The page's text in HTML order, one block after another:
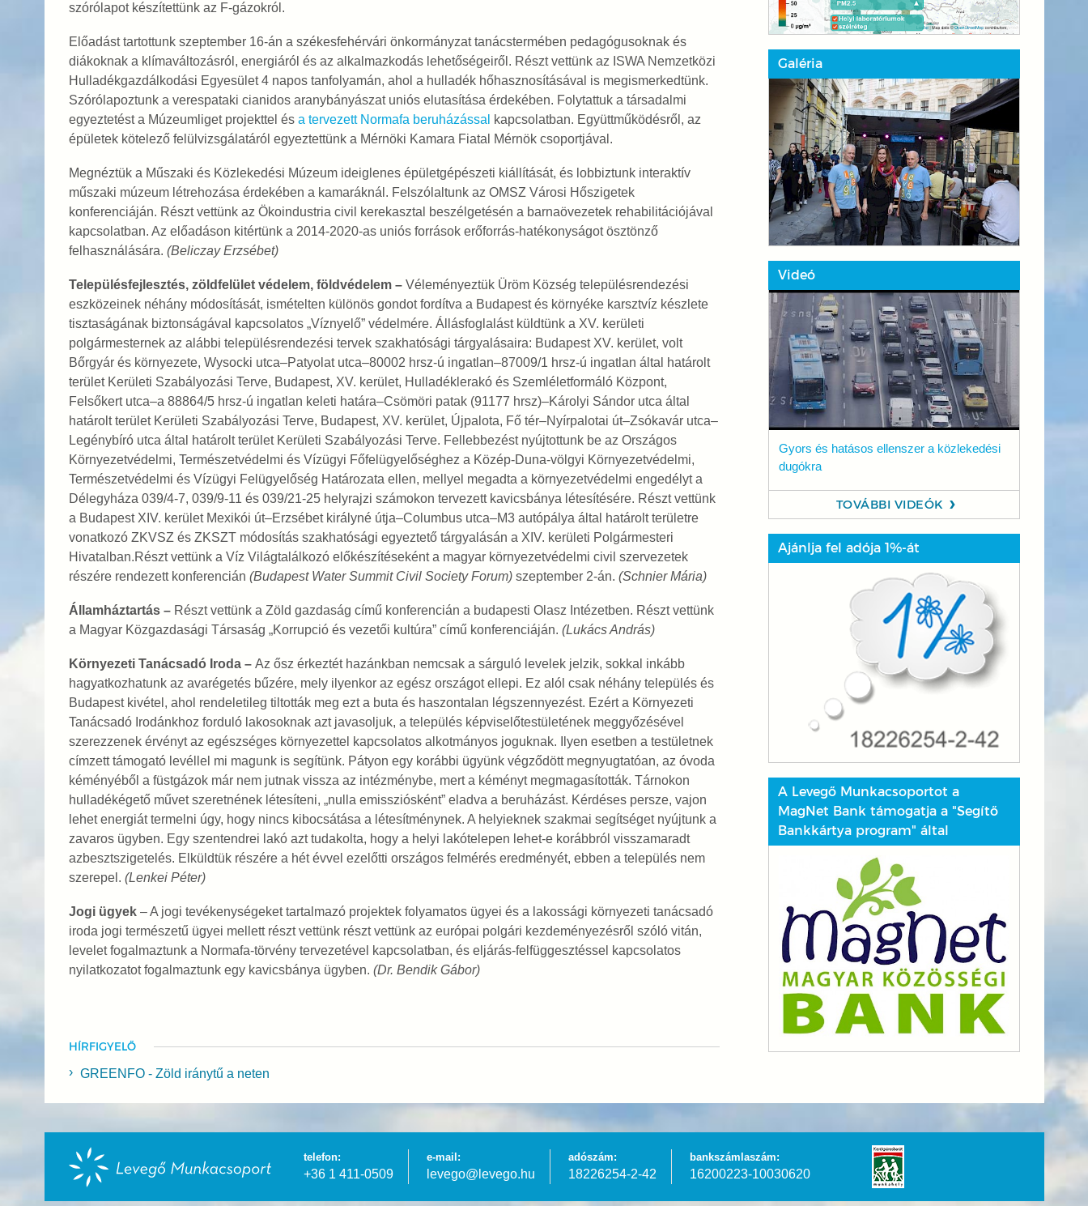
szórólapot készítettünk az F-gázokról.
Előadást tartottunk szeptember 16-án a székesfehérvári önkormányzat tanácstermében pedagógusoknak és
diákoknak a klímaváltozásról, energiáról és az alkalmazkodás lehetőségeiről. Részt vettünk az ISWA Nemzetközi
Hulladékgazdálkodási Egyesület 4 napos tanfolyamán, ahol a hulladék hőhasznosításával is megismerkedtünk.
Szórólapoztunk a verespataki cianidos aranybányászat uniós elutasítása érdekében. Folytattuk a társadalmi
egyeztetést a Múzeumliget projekttel és a tervezett Normafa beruházással
kapcsolatban. Együttműködésről, az
épületek kötelező felülvizsgálatáról egyeztettünk a Mérnöki Kamara Fiatal Mérnök csoportjával.
Megnéztük a Műszaki és Közlekedési Múzeum ideiglenes épületgépészeti kiállítását, és lobbiztunk interaktív
műszaki múzeum létrehozása érdekében a kamaráknál. Felszólaltunk az OMSZ Városi Hőszigetek
konferenciáján. Részt vettünk az Ökoindustria civil kerekasztal beszélgetésén a barnaövezetek rehabilitációjával
kapcsolatban. Az előadáson kitértünk a 2014-2020-as uniós források erőforrás-hatékonyságot ösztönző
felhasználására. (Beliczay Erzsébet)
Településfejlesztés, zöldfelület védelem, földvédelem – Véleményeztük Üröm Község településrendezési
eszközeinek néhány módosítását, ismételten különös gondot fordítva a Budapest és környéke karsztvíz készlete
tisztaságának biztonságával kapcsolatos „Víznyelő” védelmére. Állásfoglalást küldtünk a XV. kerületi
polgármesternek az alábbi településrendezési tervek szakhatósági tárgyalásaira: Budapest XV. kerület, volt
Bőrgyár és környezete, Wysocki utca–Patyolat utca–80002 hrsz-ú ingatlan–87009/1 hrsz-ú ingatlan által határolt
terület Kerületi Szabályozási Terve, Budapest, XV. kerület, Hulladéklerakó és Szemléletformáló Központ,
Felsőkert utca–a 88864/5 hrsz-ú ingatlan keleti határa–Csömöri patak (91177 hrsz)–Károlyi Sándor utca által
határolt terület Kerületi Szabályozási Terve, Budapest, XV. kerület, Újpalota, Fő tér–Nyírpalotai út–Zsókavár utca–
Legénybíró utca által határolt terület Kerületi Szabályozási Terve. Fellebbezést nyújtottunk be az Országos
Környezetvédelmi, Természetvédelmi és Vízügyi Főfelügyelőséghez a Közép-Duna-völgyi Környezetvédelmi,
Természetvédelmi és Vízügyi Felügyelőség Határozata ellen, mellyel megadta a környezetvédelmi engedélyt a
Délegyháza 039/4-7, 039/9-11 és 039/21-25 helyrajzi számokon tervezett kavicsbánya létesítésére. Részt vettünk
a Budapest XIV. kerület Mexikói út–Erzsébet királyné útja–Columbus utca–M3 autópálya által határolt területre
vonatkozó ZKVSZ és ZKSZT módosítás szakhatósági egyeztető tárgyalásán a XIV. kerületi Polgármesteri
Hivatalban.Részt vettünk a Víz Világtalálkozó előkészítéseként a magyar környezetvédelmi civil szervezetek
részére rendezett konferencián (Budapest Water Summit Civil Society Forum)szeptember 2-án. (Schnier Mária)
Államháztartás – Részt vettünk a Zöld gazdaság című konferencián a budapesti Olasz Intézetben. Részt vettünk
a Magyar Közgazdasági Társaság „Korrupció és vezetői kultúra” című konferenciáján. (Lukács András)
Környezeti Tanácsadó Iroda – Az ősz érkeztét hazánkban nemcsak a sárguló levelek jelzik, sokkal inkább
hagyatkozhatunk az avarégetés bűzére, mely ilyenkor az egész országot ellepi. Ez alól csak néhány település és
Budapest kivétel, ahol rendeletileg tiltották meg ezt a buta és haszontalan légszennyezést. Ezért a Környezeti
Tanácsadó Irodánkhoz forduló lakosoknak azt javasoljuk, a település képviselőtestületének meggyőzésével
szerezzenek érvényt az egészséges környezettel kapcsolatos alkotmányos joguknak. Ilyen esetben a testületnek
címzett támogató levéllel mi magunk is segítünk. Pátyon egy korábbi ügyünk végződött megnyugtatóan, az óvoda
kéményéből a füstgázok már nem jutnak vissza az intézménybe, mert a kéményt megmagasították. Tárnokon
hulladékégető művet szeretnének létesíteni, „nulla emissziósként” eladva a beruházást. Kérdéses persze, vajon
lehet energiát termelni úgy, hogy nincs kibocsátása a létesítménynek. A helyieknek szakmai segítséget nyújtunk a
zavaros ügyben. Egy szentendrei lakó azt tudakolta, hogy a helyi lakótelepen lehet-e korábbról visszamaradt
azbesztszigetelés. Elküldtük részére a hét évvel ezelőtti országos felmérés eredményét, ebben a település nem
szerepel. (Lenkei Péter)
Jogi ügyek– A jogi tevékenységeket tartalmazó projektek folyamatos ügyei és a lakossági környezeti tanácsadó
iroda jogi természetű ügyei mellett részt vettünk részt vettünk az európai polgári kezdeményezésről szóló vitán,
levelet fogalmaztunk a Normafa-törvény tervezetével kapcsolatban, és eljárás-felfüggesztéssel kapcsolatos
nyilatkozatot fogalmaztunk egy kavicsbánya ügyben. (Dr. Bendik Gábor)
HÍRFIGYELŐ
GREENFO - Zöld iránytű a neten
Galéria
Videó
Gyors és hatásos ellenszer a közlekedési
dugókra
TOVÁBBI VIDEÓK
Ajánlja fel adója 1%-át
A Levegő Munkacsoportot a
MagNet Bank támogatja a "Segítő
Bankkártya program" által
telefon:
+36 1 411-0509
e-mail:
levego@levego.hu
adószám:
18226254-2-42
bankszámlaszám:
16200223-10030620